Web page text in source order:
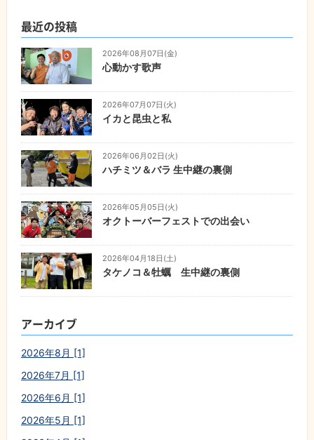
最近の投稿
2026年08月07日(金)
心動かす歌声
2026年07月07日(火)
イカと昆虫と私
2026年06月02日(火)
ハチミツ＆バラ 生中継の裏側
2026年05月05日(火)
オクトーバーフェストでの出会い
2026年04月18日(土)
タケノコ＆牡蠣 生中継の裏側
アーカイブ
2026年8月 [1]
2026年7月 [1]
2026年6月 [1]
2026年5月 [1]